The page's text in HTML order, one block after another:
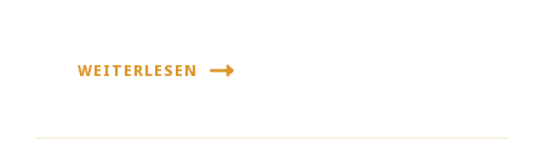
WEITERLESEN